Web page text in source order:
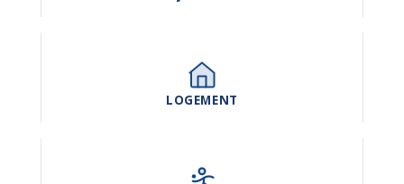
LOGEMENT